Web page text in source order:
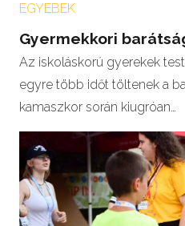
EGYEBEK
Gyermekkori
Az iskoláskorú gyerekek
egyre több időt töltenek a
kamaszkor során kiugróan…